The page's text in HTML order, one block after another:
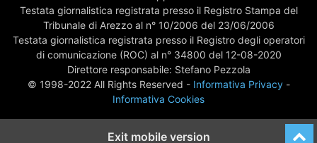
Testata giornalistica registrata presso il Registro Stampa del
Tribunale di Arezzo al n° 10/2006 del 23/06/2006
Testata giornalistica registrata presso il Registro degli operatori
di comunicazione (ROC) al n° 34800 del 12-08-2020
Direttore responsabile: Stefano Pezzola
© 1998-2022 All Rights Reserved - Informativa Privacy-
Informativa Cookies
Exit mobile version